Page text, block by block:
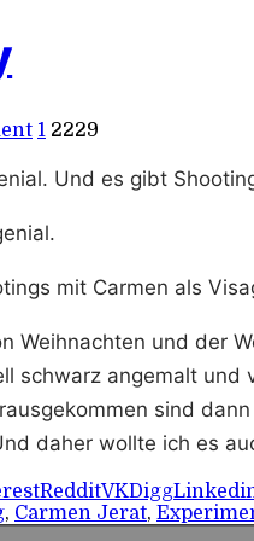
on
Beauty
1 2229
Und es gibt
mit Carmen als
Weihnachten und der
schwarz angemalt
sind
daher wollte ich es
RedditVKDigg
, Carmen Jerat,